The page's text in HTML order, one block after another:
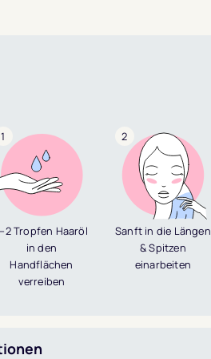
1
Tropfen Haaröl
in den
Handflächen
verreiben
2
Sanft in die Längen
& Spitzen
einarbeiten